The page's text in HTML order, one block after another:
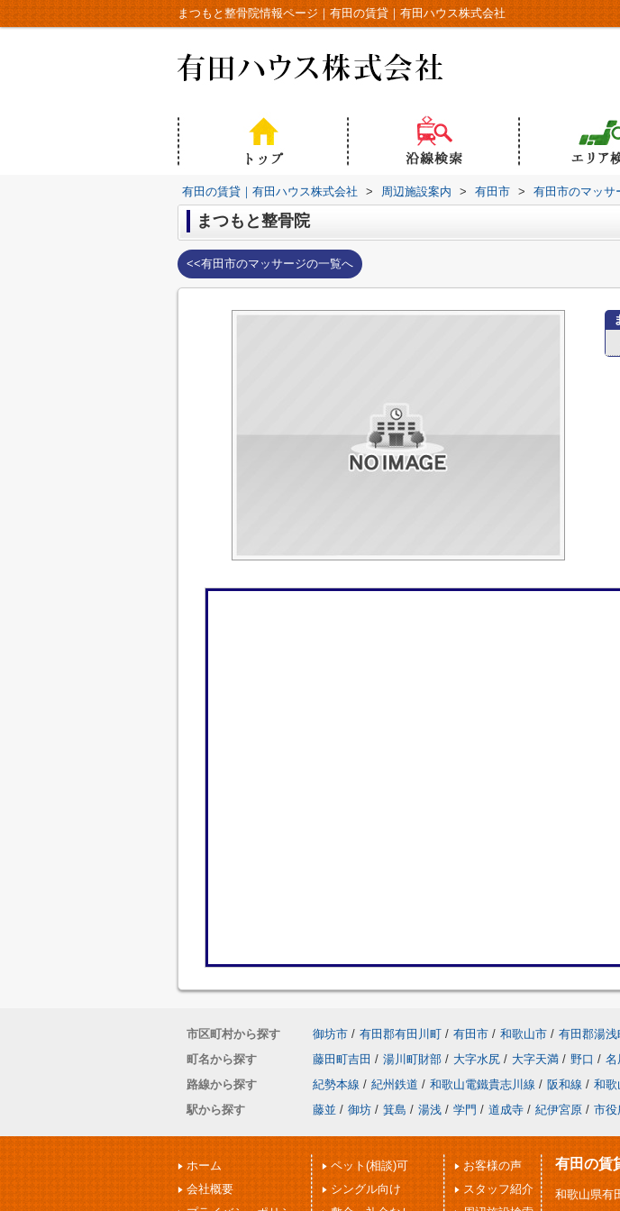
まつもと整骨院情報ページ｜有田の賃貸｜有田ハウス株式会社
有田の賃貸｜有田ハウス株式会社 > 周辺施設案内 > 有田市 > 有田市のマッサ
まつもと整骨院
<<有田市のマッサージの一覧へ
市区町村から探す 御坊市 / 有田郡有田川町 / 有田市 / 和歌山市 / 有田郡湯浅
町名から探す
藤田町吉田 / 湯川町財部 / 大字水尻 / 大字天満 / 野口 / 名
路線から探す
紀勢本線 / 紀州鉄道 / 和歌山電鐵貴志川線 / 阪和線 / 和歌
駅から探す
藤並 / 御坊 / 箕島 / 湯浅 / 学門 / 道成寺 / 紀伊宮原 / 市役
ホーム
会社概要
ペット(相談)可
シングル向け
お客様の声
スタッフ紹介
有田の賃
和歌山県有